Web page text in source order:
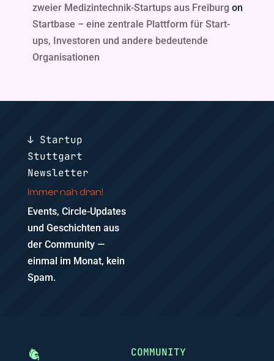
zweier Medizintechnik-Startups aus Freiburg on
Startbase – eine zentrale Plattform für Start-
ups, Investoren und andere bedeutende
Organisationen
↓ Startup
Stuttgart
Newsletter
Immer nah dran!
Events, Circle-Updates
und Geschichten aus
der Community —
einmal im Monat, kein
Spam.
COMMUNITY